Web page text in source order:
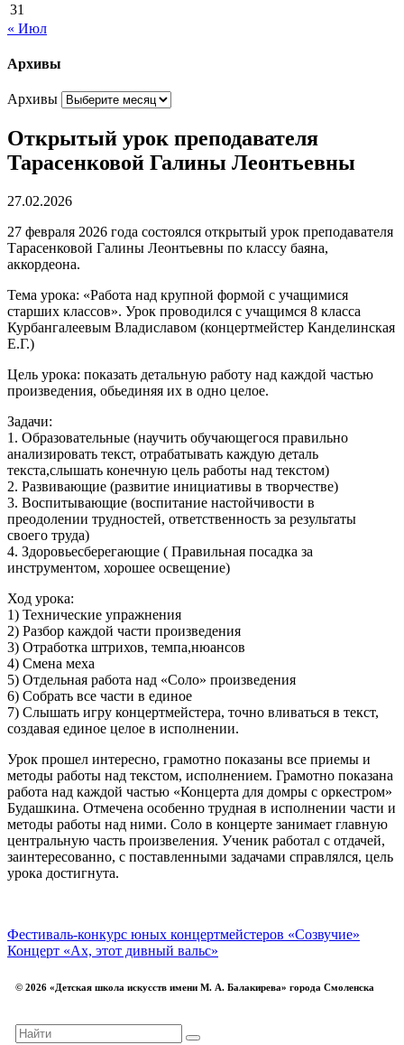
31
« Июл
Архивы
Архивы
Открытый урок преподавателя
Тарасенковой Галины Леонтьевны
27.02.2026
27 февраля 2026 года состоялся открытый урок преподавателя
Тарасенковой Галины Леонтьевны по классу баяна,
аккордеона.
Тема урока: «Работа над крупной формой с учащимися
старших классов». Урок проводился с учащимся 8 класса
Курбангалеевым Владиславом (концертмейстер Канделинская
Е.Г.)
Цель урока: показать детальную работу над каждой частью
произведения, обьединяя их в одно целое.
Задачи:
1. Образовательные (научить обучающегося правильно
анализировать текст, отрабатывать каждую деталь
текста,слышать конечную цель работы над текстом)
2. Развивающие (развитие инициативы в творчестве)
3. Воспитывающие (воспитание настойчивости в
преодолении трудностей, ответственность за результаты
своего труда)
4. Здоровьесберегающие ( Правильная посадка за
инструментом, хорошее освещение)
Ход урока:
1) Технические упражнения
2) Разбор каждой части произведения
3) Отработка штрихов, темпа,нюансов
4) Смена меха
5) Отдельная работа над «Соло» произведения
6) Собрать все части в единое
7) Слышать игру концертмейстера, точно вливаться в текст,
создавая единое целое в исполнении.
Урок прошел интересно, грамотно показаны все приемы и
методы работы над текстом, исполнением. Грамотно показана
работа над каждой частью «Концерта для домры с оркестром»
Будашкина. Отмечена особенно трудная в исполнении части и
методы работы над ними. Соло в концерте занимает главную
центральную часть произвеления. Ученик работал с отдачей,
заинтересованно, с поставленными задачами справлялся, цель
урока достигнута.
Фестиваль-конкурс юных концертмейстеров «Созвучие»
Концерт «Ах, этот дивный вальс»
© 2026 «Детская школа искусств имени М. А. Балакирева» города Смоленска